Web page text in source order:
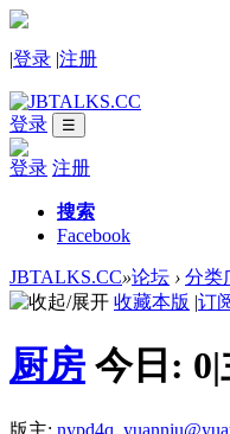
|登录 |注册
登录 ☰
登录 注册
搜索
Facebook
JBTALKS.CC»论坛 › 分类
收藏本版 |订
厨房 今日: 0|
版主: nypd4q,